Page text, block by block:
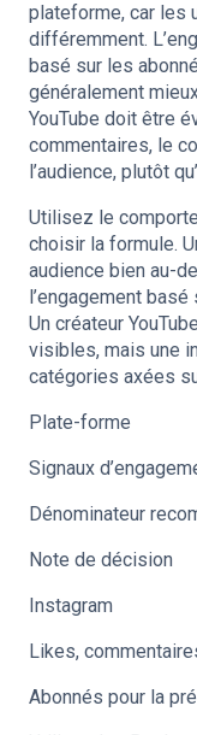
plateforme, car les
différemment.
basé sur les
généralement
YouTube doit être
commentaires, le
l’audience, plutôt
Utilisez le
choisir la formule.
audience bien au-
l’engagement
Un créateur
visibles, mais une
catégories axées
Plate-forme
Signaux
Dénominateur
Note de décision
Instagram
Likes,
Abonnés pour la